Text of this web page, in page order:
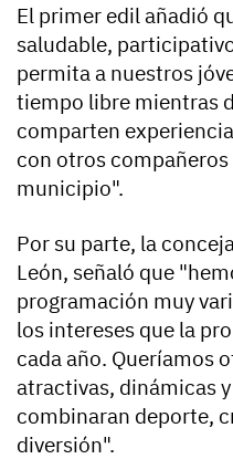
El primer edil añadió
saludable,
permita a nuestros
tiempo libre mientras
comparten
con otros
municipio".
Por su parte, la
León, señaló que
programación muy
los intereses que la
cada año. Queríamos
atractivas, dinámicas
combinaran deporte,
diversión".